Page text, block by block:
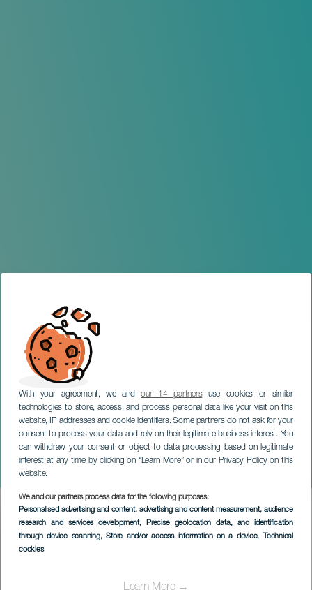
With your agreement, we andour 14 partnersuse cookies or similar
technologies to store, access, and process personal data like your visit on this
website, IP addresses and cookie identifiers. Some partners do not ask for your
consent to process your data and rely on their legitimate business interest. You
can withdraw your consent or object to data processing based on legitimate
interest at any time by clicking on “Learn More” or in our Privacy Policy on this
website.
We and our partners process data for the following purposes:
Personalised advertising and content, advertising and content measurement, audience
research and services development, Precise geolocation data, and identification
through device scanning, Store and/or access information on a device, Technical
cookies
Chica Sobresalto
TENERIFE
Imagen
Listado